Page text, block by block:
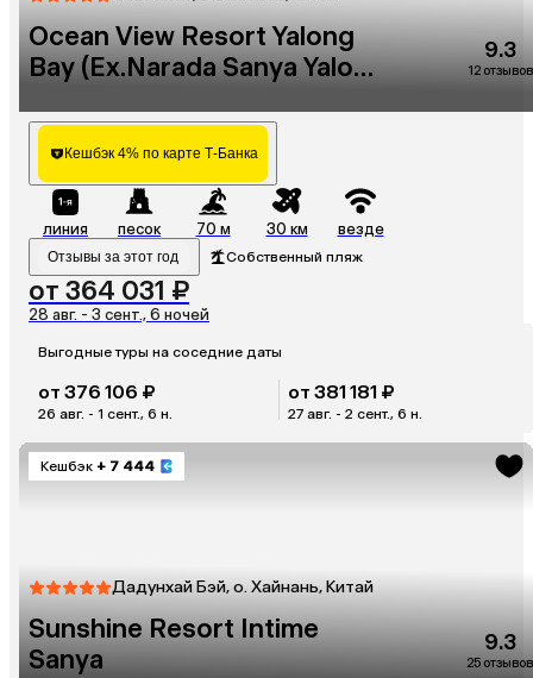
Ocean View Resort Yalong
Bay (Ex.Narada Sanya Yalong
9.3
12 отзывов
Кешбэк 4% по карте Т-Банка
линия песок 70 м 30 км везде
Отзывы за этот год Собственный пляж
от 364 031 ₽
28 авг. - 3 сент., 6 ночей
Выгодные туры на соседние даты
от 376 106 ₽
26 авг. - 1 сент., 6 н.
от 381 181 ₽
27 авг. - 2 сент., 6 н.
Кешбэк + 7 444
Дадунхай Бэй, о. Хайнань, Китай
Sunshine Resort Intime
Sanya
9.3
25 отзывов